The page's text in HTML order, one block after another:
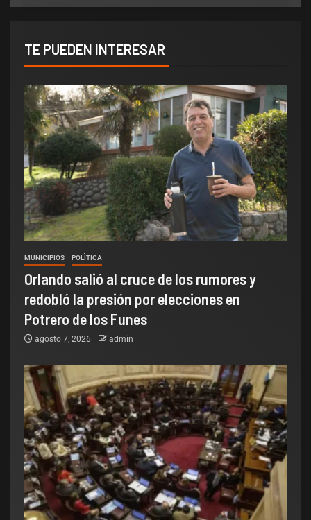
TE PUEDEN INTERESAR
MUNICIPIOS POLÌTICA
Orlando salió al cruce de los rumores y
redobló la presión por elecciones en
Potrero de los Funes
agosto 7, 2026 admin